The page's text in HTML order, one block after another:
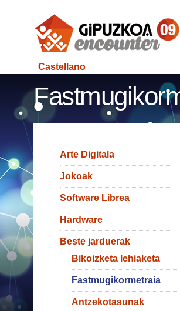
Castellano
Arte Digitala
Jokoak
Software Librea
Hardware
Beste jarduerak
Bikoizketa lehiaketa
Fastmugikormetraia
Antzekotasunak